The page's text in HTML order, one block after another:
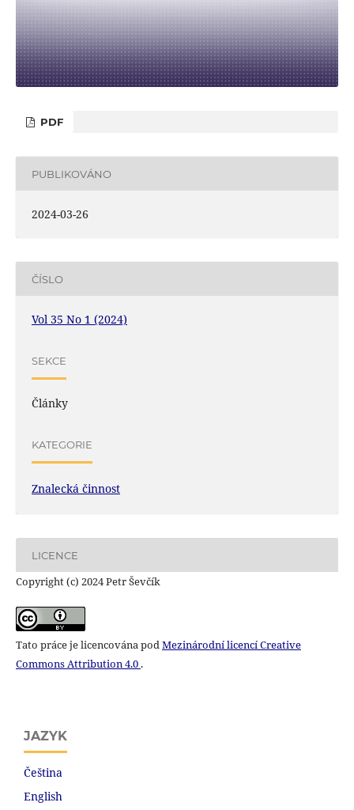
PDF
PUBLIKOVÁNO
2024-03-26
ČÍSLO
Vol 35 No 1 (2024)
SEKCE
Články
KATEGORIE
Znalecká činnost
LICENCE
Copyright (c) 2024 Petr Ševčík
Tato práce je licencována podMezinárodní licencí Creative
Commons Attribution 4.0 .
JAZYK
Čeština
English